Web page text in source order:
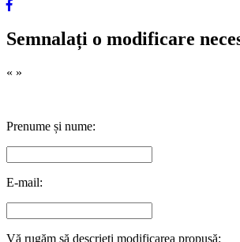
Semnalați o modificare
« »
Prenume și nume:
E-mail:
Vă rugăm să descrieți modificarea propusă: